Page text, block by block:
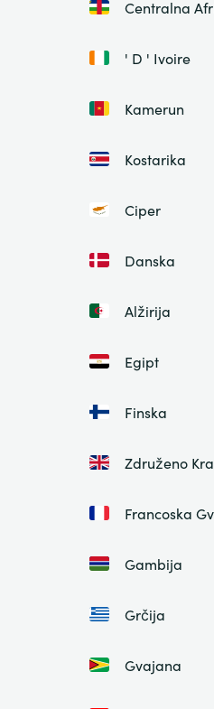
Centralna
' D ' Ivoire
Kamerun
Kostarika
Ciper
Danska
Alžirija
Egipt
Finska
Združeno
Francoska
Gambija
Grčija
Gvajana